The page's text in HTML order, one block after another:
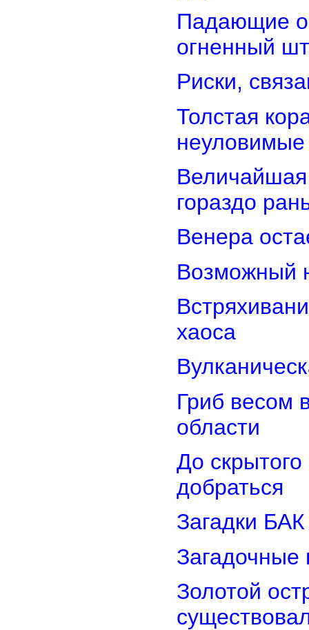
Падающие
огненный
Риски,
Толстая
Величайшая
гораздо
Венера
Возможный
хаоса
Гриб весом
области
До
добраться
Загадки
Загадочные
Золотой